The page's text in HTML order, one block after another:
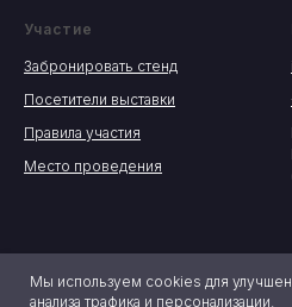
Участие
Забронировать стенд
Посетители выставки
Правила участия
Место проведения
Мы используем cookies для
анализа трафика и персонализации.